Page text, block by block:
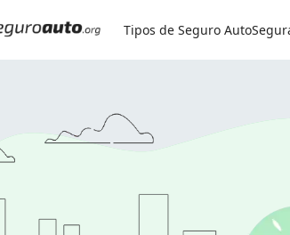
0800 591 8084
Tipos de Seguro Auto